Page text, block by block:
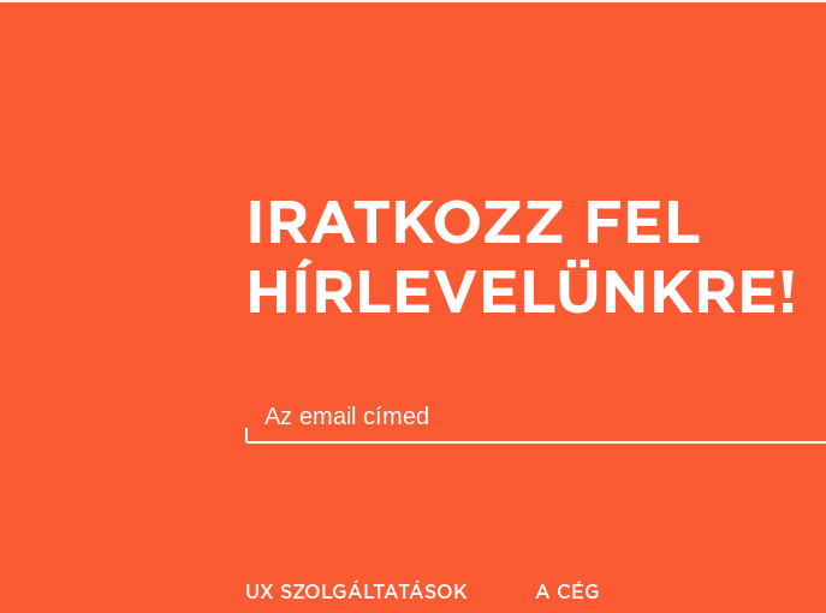
IRATKOZZ FEL
HÍRLEVELÜNKRE!
UX SZOLGÁLTATÁSOK A CÉG